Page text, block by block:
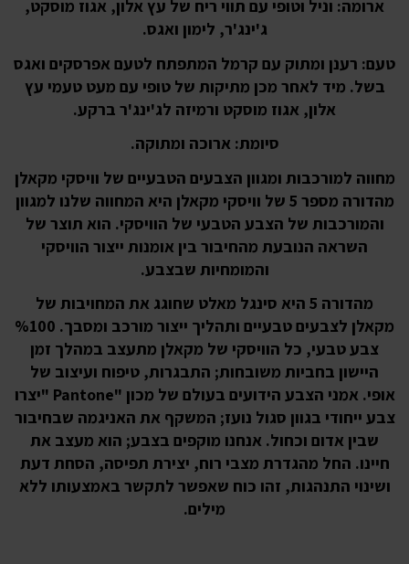
ארומה: וניל וטופי עם תווי ריח של עץ אלון, אגוז מוסקט,
ג'ינג'ר, לימון ואגס.
טעם: רענן ומתוק עם קרמל המתפתח לטעם אפרסקים ואגס
בשל. מיד לאחר מכן מתיקות של טופי עם מעט טעמי עץ
אלון, אגוז מוסקט ורמיזה לג'ינג'ר ברקע.
סיומת: ארוכה ומתוקה.
מחווה למורכבות ומגוון הצבעים הטבעיים של וויסקי מקאלן
מהדורה מספר 5 של וויסקי מקאלן היא המחווה שלנו למגוון
והמורכבות של הצבע הטבעי של הוויסקי. הוא תוצר של
השראה הנובעת מהחיבור בין אומנות ייצור הוויסקי
והמומחיות שבצבע.
מהדורה 5 היא סינגל מאלט שחוגג את המחויבות של
מקאלן לצבעים טבעיים ותהליך ייצור מורכב ומסבך. %100
צבע טבעי, כל הוויסקי של מקאלן מתעצב במהלך זמן
היישון בחביות משובחות; התבגרות, טיפוח ועיצוב של
אופי. אמני הצבע הידועים בעולם של מכון "Pantone "יצרו
צבע ייחודי בגוון סגול נועז; המשקף את האניגמה שבחיבור
שבין אדום וכחול. אנחנו מוקפים בצבע; הוא מעצב את
חיינו. החל מהגדרת מצבי רוח, יצירת תפיסה, הסחת דעת
ושינוי התנהגות, זהו כוח שאפשר לתקשר באמצעותו ללא
מילים.